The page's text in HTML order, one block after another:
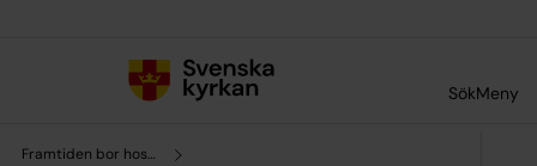
SökMeny
Framtiden bor hos oss